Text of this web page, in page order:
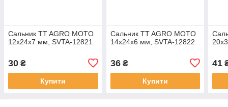
Сальник TT AGRO MOTO
12x24x7 мм, SVTA-12821
30 ₴
Купити
Сальник TT AGRO MOTO
14x24x6 мм, SVTA-12822
36₴
Купити
41